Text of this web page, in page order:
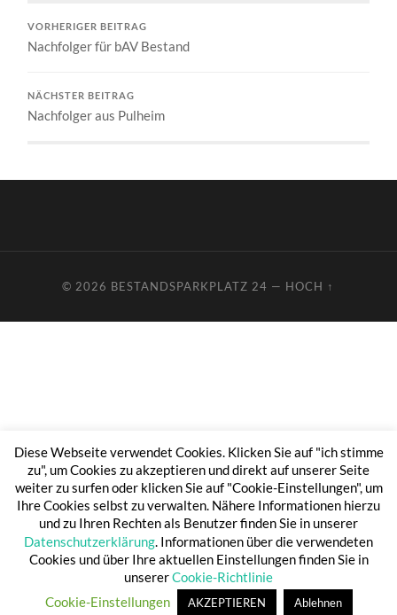
VORHERIGER BEITRAG
Nachfolger für bAV Bestand
NÄCHSTER BEITRAG
Nachfolger aus Pulheim
© 2026 BESTANDSPARKPLATZ 24 — HOCH ↑
Diese Webseite verwendet Cookies. Klicken Sie auf "ich stimme
zu", um Cookies zu akzeptieren und direkt auf unserer Seite
weiter zu surfen oder klicken Sie auf "Cookie-Einstellungen", um
Ihre Cookies selbst zu verwalten. Nähere Informationen hierzu
und zu Ihren Rechten als Benutzer finden Sie in unserer
Datenschutzerklärung . Informationen über die verwendeten
Cookies und über Ihre aktuellen Einstellungen finden Sie in
unsererCookie-Richtlinie
Cookie-Einstellungen
AKZEPTIEREN Ablehnen